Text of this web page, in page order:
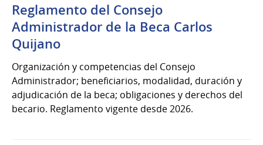
Reglamento del Consejo
Administrador de la Beca Carlos
Quijano
Organización y competencias del Consejo
Administrador; beneficiarios, modalidad, duración y
adjudicación de la beca; obligaciones y derechos del
becario. Reglamento vigente desde 2026.